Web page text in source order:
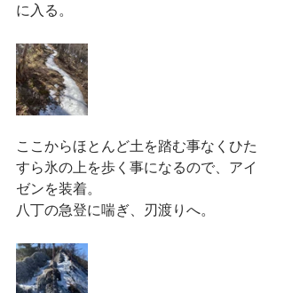
に入る。
ここからほとんど土を踏む事なくひた
すら氷の上を歩く事になるので、アイ
ゼンを装着。
八丁の急登に喘ぎ、刃渡りへ。